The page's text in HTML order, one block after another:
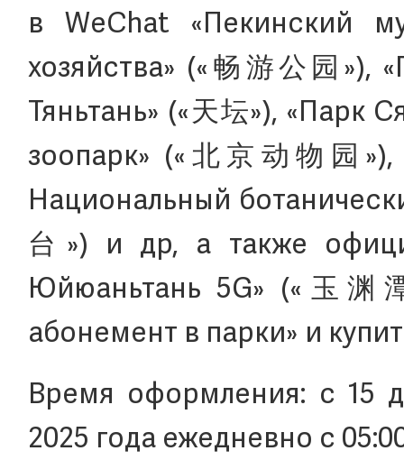
в WeChat «Пекинский
хозяйства» («畅游公园»),
Тяньтань» («天坛»), «Парк
зоопарк» («北京动物园
Национальный
台») и др, а также
Юйюаньтань 5G» («玉渊
абонемент в парки» и
Время оформления: с 15
2025 года ежедневно с